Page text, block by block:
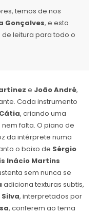
temos de nos
Gonçalves, e esta
leitura para todo o
e João André,
Cada instrumento
Cátia, criando uma
falta. O piano de
da intérprete numa
o baixo de Sérgio
Inácio Martins
sem nunca se
adiciona texturas subtis,
, interpretados por
, conferem ao tema